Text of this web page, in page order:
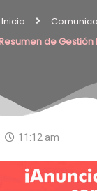
Inicio
de Gestión
11:12 am